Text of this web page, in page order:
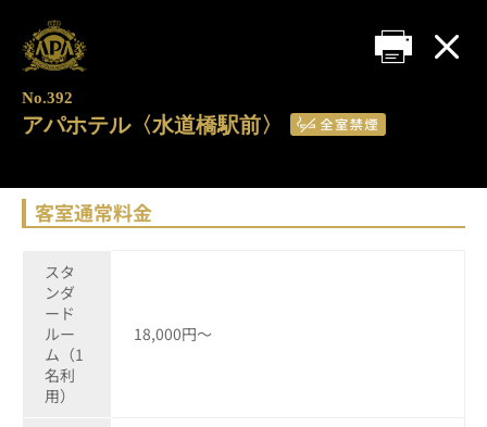
No.392
アパホテル〈水道橋駅前〉
客室通常料金
スタ
ンダ
ード
ルー
ム（1
名利
用）
18,000円～